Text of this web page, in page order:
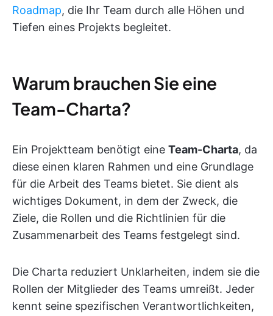
Roadmap, die Ihr Team durch alle Höhen und
Tiefen eines Projekts begleitet.
Warum brauchen Sie eine
Team-Charta?
Ein Projektteam benötigt eine Team-Charta, da
diese einen klaren Rahmen und eine Grundlage
für die Arbeit des Teams bietet. Sie dient als
wichtiges Dokument, in dem der Zweck, die
Ziele, die Rollen und die Richtlinien für die
Zusammenarbeit des Teams festgelegt sind.
Die Charta reduziert Unklarheiten, indem sie die
Rollen der Mitglieder des Teams umreißt. Jeder
kennt seine spezifischen Verantwortlichkeiten,